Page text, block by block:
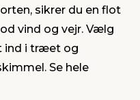
sikrer du en flot
vind og vejr. Vælg
ind i træet og
Se hele